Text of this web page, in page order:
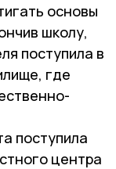
основы
школу,
поступила в
где
поступила
центра